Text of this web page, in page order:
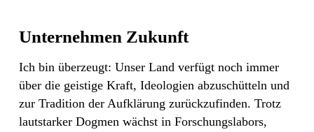
Unternehmen Zukunft
Ich bin überzeugt: Unser Land verfügt noch immer
über die geistige Kraft, Ideologien abzuschütteln und
zur Tradition der Aufklärung zurückzufinden. Trotz
lautstarker Dogmen wächst in Forschungslabors,